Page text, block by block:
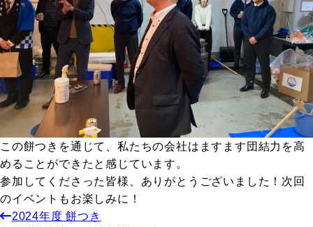
この餅つきを通じて、私たちの会社はますます団結力を高
めることができたと感じています。
参加してくださった皆様、ありがとうございました！次回
のイベントもお楽しみに！
2024年度 餅つき